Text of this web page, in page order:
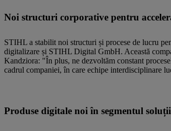
Noi structuri corporative pentru
STIHL a stabilit noi structuri și procese de lucru
digitalizare și STIHL Digital GmbH. Această
Kandziora: "În plus, ne dezvoltăm constant
cadrul companiei, în care echipe interdisciplinare
Produse digitale noi în segmentul